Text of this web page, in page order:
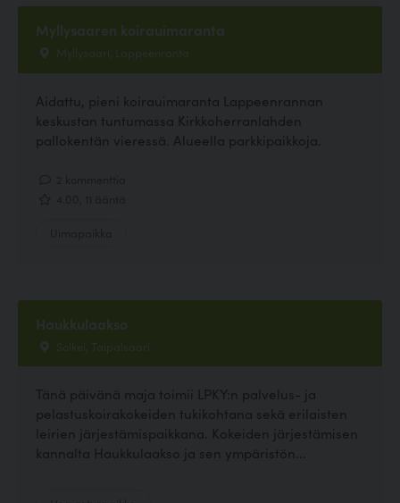
Myllysaaren koirauimaranta
Myllysaari, Lappeenranta
Aidattu, pieni koirauimaranta Lappeenrannan
keskustan tuntumassa Kirkkoherranlahden
pallokentän vieressä. Alueella parkkipaikkoja.
Haukkulaakso
Solkei, Taipalsaari
Tänä päivänä maja toimii LPKY:n palvelus- ja
pelastuskoirakokeiden tukikohtana sekä erilaisten
leirien järjestämispaikkana. Kokeiden järjestämisen
kannalta Haukkulaakso ja sen ympäristön...